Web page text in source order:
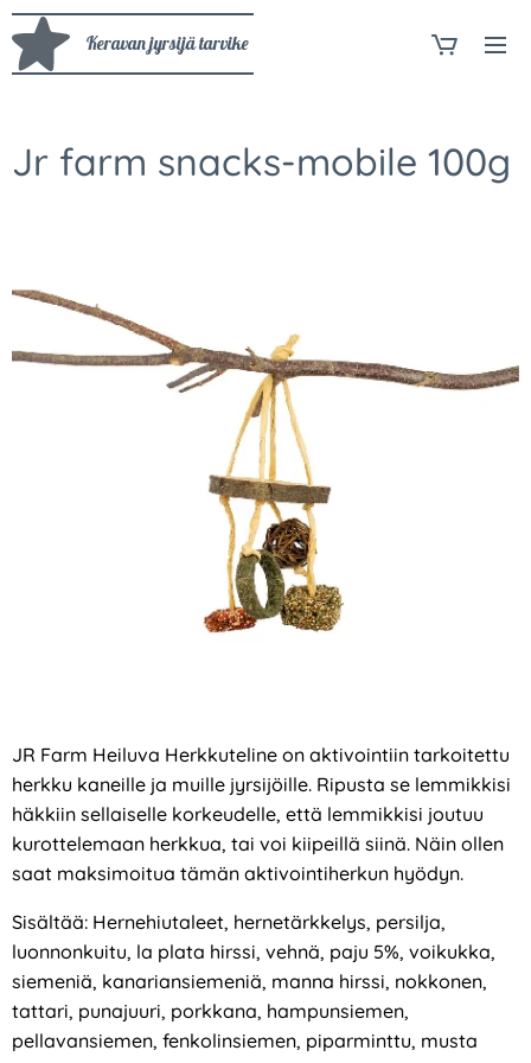
Keravan jyrsijä tarvike
Jr farm snacks-mobile 100g
JR Farm Heiluva Herkkuteline on aktivointiin tarkoitettu
herkku kaneille ja muille jyrsijöille. Ripusta se lemmikkisi
häkkiin sellaiselle korkeudelle, että lemmikkisi joutuu
kurottelemaan herkkua, tai voi kiipeillä siinä. Näin ollen
saat maksimoitua tämän aktivointiherkun hyödyn.
Sisältää: Hernehiutaleet, hernetärkkelys, persilja,
luonnonkuitu, la plata hirssi, vehnä, paju 5%, voikukka,
siemeniä, kanariansiemeniä, manna hirssi, nokkonen,
tattari, punajuuri, porkkana, hampunsiemen,
pellavansiemen, fenkolinsiemen, piparminttu, musta